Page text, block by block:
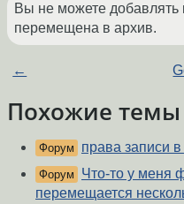
Вы не можете добавлять
перемещена в архив.
←
Похожие темы
Форум права записи
Форум
Что-то у меня
перемещается